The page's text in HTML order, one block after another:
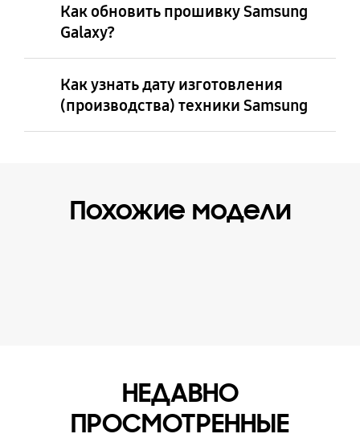
Как обновить прошивку Samsung
Galaxy?
Как узнать дату изготовления
(производства) техники Samsung
Похожие модели
НЕДАВНО
ПРОСМОТРЕННЫЕ